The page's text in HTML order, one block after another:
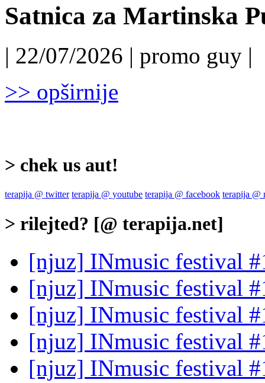
Satnica za Martinska
| 22/07/2026 | promo guy |
>> opširnije
> chek us aut!
terapija @ twitter terapija @ youtube terapija @ facebook terapija @
> rilejted? [@ terapija.net]
[njuz] INmusic festival
[njuz] INmusic festival
[njuz] INmusic festival
[njuz] INmusic festival
[njuz] INmusic festival